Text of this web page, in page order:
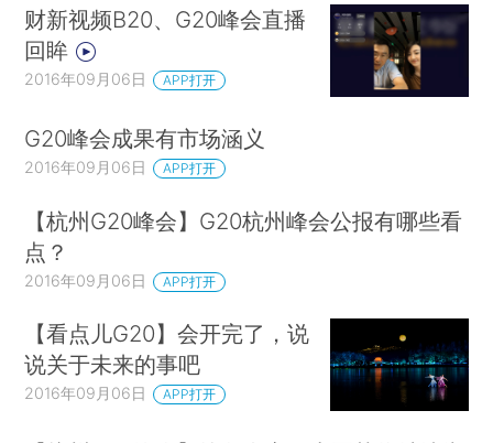
财新视频B20、G20峰会直播
回眸
2016年09月06日 APP打开
G20峰会成果有市场涵义
2016年09月06日 APP打开
【杭州G20峰会】G20杭州峰会公报有哪些看
点？
2016年09月06日 APP打开
【看点儿G20】会开完了，说
说关于未来的事吧
2016年09月06日 APP打开